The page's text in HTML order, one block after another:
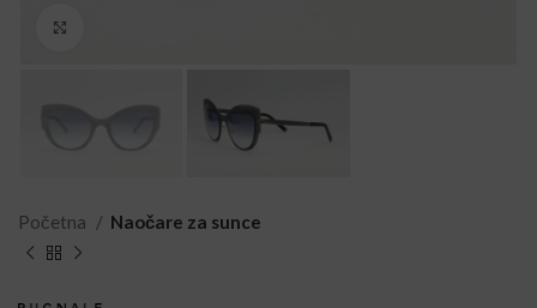
Početna Naočare za sunce